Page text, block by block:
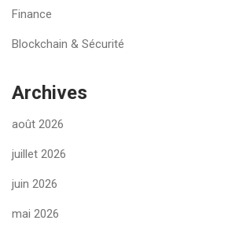
Finance
Blockchain & Sécurité
Archives
août 2026
juillet 2026
juin 2026
mai 2026